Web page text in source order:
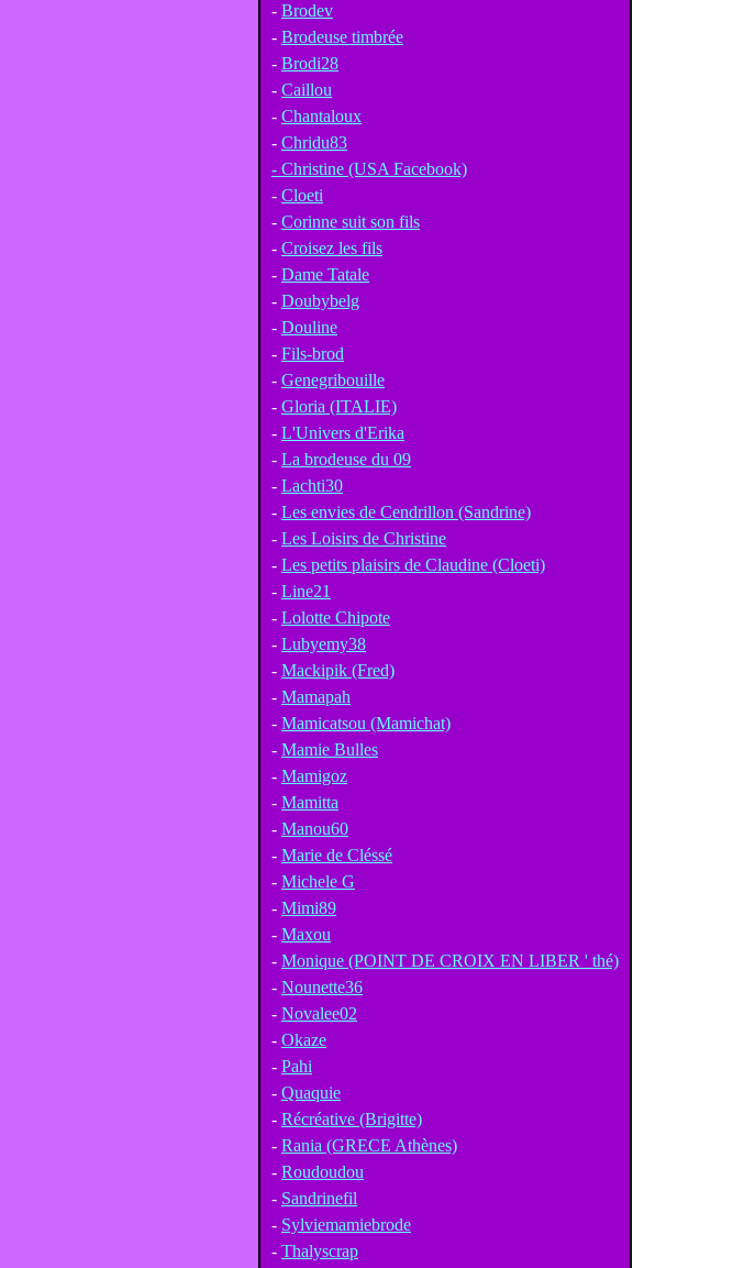
- Brodev
- Brodeuse timbrée
- Brodi28
- Caillou
- Chantaloux
- Chridu83
- Christine (USA Facebook)
- Cloeti
- Corinne suit son fils
- Croisez les fils
- Dame Tatale
- Doubybelg
- Douline
- Fils-brod
- Genegribouille
- Gloria (ITALIE)
- L'Univers d'Erika
- La brodeuse du 09
- Lachti30
- Les envies de Cendrillon (Sandrine)
- Les Loisirs de Christine
- Les petits plaisirs de Claudine (Cloeti)
- Line21
- Lolotte Chipote
- Lubyemy38
- Mackipik (Fred)
- Mamapah
- Mamicatsou (Mamichat)
- Mamie Bulles
- Mamigoz
- Mamitta
- Manou60
- Marie de Cléssé
- Michele G
- Mimi89
- Maxou
- Monique (POINT DE CROIX EN LIBER ' thé)
- Nounette36
- Novalee02
- Okaze
- Pahi
- Quaquie
- Récréative (Brigitte)
- Rania (GRECE Athènes)
- Roudoudou
- Sandrinefil
- Sylviemamiebrode
- Thalyscrap